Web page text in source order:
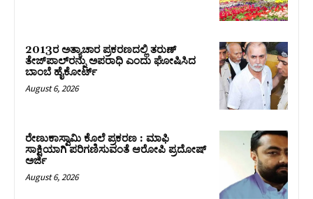
2013ರ ಅತ್ಯಾಚಾರ ಪ್ರಕರಣದಲ್ಲಿ ತರುಣ್
ತೇಜ್‌ಪಾಲ್‌ರನ್ನು ಅಪರಾಧಿ ಎಂದು ಘೋಷಿಸಿದ
ಬಾಂಬೆ ಹೈಕೋರ್ಟ್
August 6, 2026
ರೇಣುಕಾಸ್ವಾಮಿ ಕೊಲೆ ಪ್ರಕರಣ : ಮಾಫಿ
ಸಾಕ್ಷಿಯಾಗಿ ಪರಿಗಣಿಸುವಂತೆ ಆರೋಪಿ ಪ್ರದೋಷ್‌
ಅರ್ಜಿ
August 6, 2026